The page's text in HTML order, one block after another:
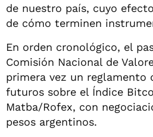
de nuestro país, cuyo
de cómo terminen
En orden cronológico, el
Comisión Nacional de
primera vez un reglamento
futuros sobre el Índice
Matba/Rofex, con
pesos argentinos.